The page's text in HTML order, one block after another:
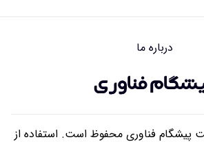
درباره ما
پیشگام فناوری محفوظ است. استفاده از